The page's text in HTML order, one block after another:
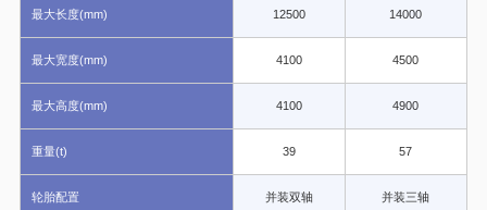
最大长度(mm) 12500 14000
最大宽度(mm) 4100 4500
最大高度(mm) 4100 4900
重量(t) 39 57
轮胎配置 并装双轴 并装三轴